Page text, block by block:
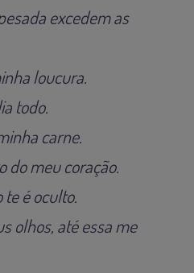
excedem as
loucura.
todo.
carne.
do meu coração.
é oculto.
olhos, até essa me